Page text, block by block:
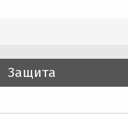
Защита